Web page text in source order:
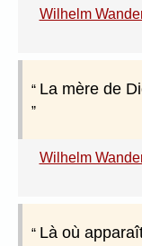
Wilhelm
La mère de
Wilhelm
Là où